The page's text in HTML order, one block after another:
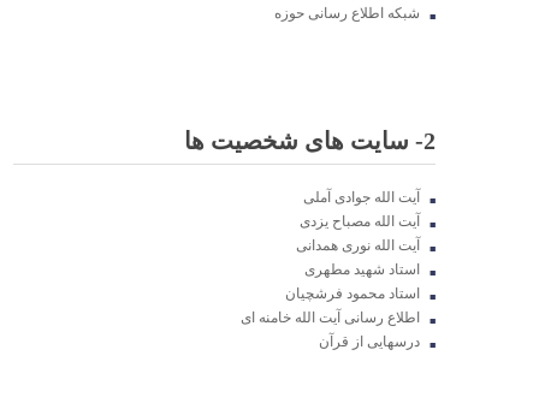
اندیمشک با معاونت جوانان اداره کل ورزش و جوانان
اداره ورزش و جوانان اندیمشک
مراسم دورهمی خانوادگی با عنوان کافه شادی مهدوی به
مناسبت نیمه شعبان و دهه فجر و هفته ی جوان در اندیمشک
برگزار شد.
مراسم جشن ولادت امام زمان (عج) و جشن فجر انقلاب
اسلامی و هفته ی جوان در اندیمشک برگزار شد.
شبکه اطلاع رسانی حوزه
2- سایت های شخصیت ها
آیت الله جوادی آملی
آیت الله مصباح یزدی
آیت الله نوری همدانی
استاد شهید مطهری
استاد محمود فرشچیان
اطلاع رسانی آیت الله خامنه ای
درسهایی از قرآن